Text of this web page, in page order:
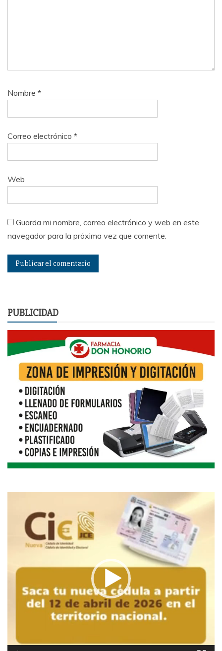
Nombre *
Correo electrónico *
Web
Guarda mi nombre, correo electrónico y web en este
navegador para la próxima vez que comente.
PUBLICIDAD
vídeo